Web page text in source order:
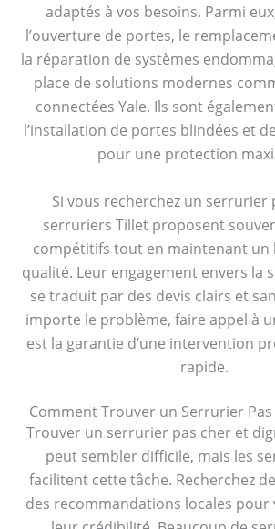
adaptés à vos besoins. Parmi
l’ouverture de portes, le
la réparation de systèmes
place de solutions modernes
connectées Yale. Ils sont
l’installation de portes blindées et
pour une protection
Si vous recherchez un serrurier
serruriers Tillet proposent
compétitifs tout en maintenant un
qualité. Leur engagement envers la
se traduit par des devis clairs et
importe le problème, faire appel à
est la garantie d’une intervention
rapide.
Comment Trouver un Serrurier Pas
Trouver un serrurier pas cher et
peut sembler difficile, mais les
facilitent cette tâche. Recherchez
des recommandations locales pour